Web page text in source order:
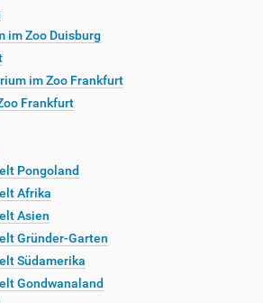
im Zoo Duisburg
im Zoo Frankfurt
Frankfurt
Pongoland
Afrika
Asien
Gründer-Garten
Südamerika
Gondwanaland